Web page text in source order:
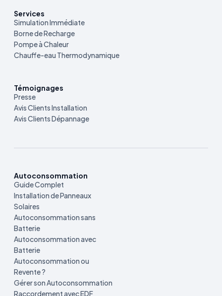
Services
Simulation Immédiate
Borne de Recharge
Pompe à Chaleur
Chauffe-eau Thermodynamique
Témoignages
Presse
Avis Clients Installation
Avis Clients Dépannage
Autoconsommation
Guide Complet
Installation de Panneaux
Solaires
Autoconsommation sans
Batterie
Autoconsommation avec
Batterie
Autoconsommation ou
Revente ?
Gérer son Autoconsommation
Raccordement avec EDF